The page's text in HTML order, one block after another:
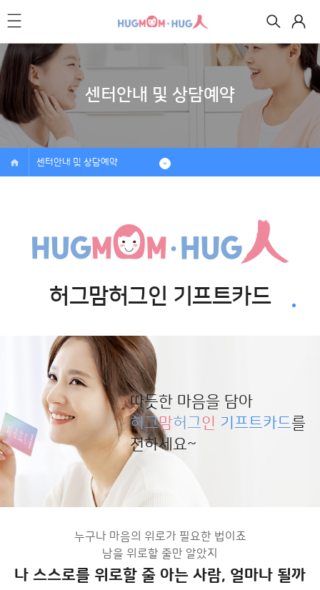
센터안내 및 상담예약
센터안내 및 상담예약
허그맘허그인 기프트카드
따듯한 마음을 담아
허그맘허그인 기프트카드를
전하세요~
누구나 마음의 위로가 필요한 법이죠
남을 위로할 줄만 알았지
나 스스로를 위로할 줄 아는 사람, 얼마나 될까